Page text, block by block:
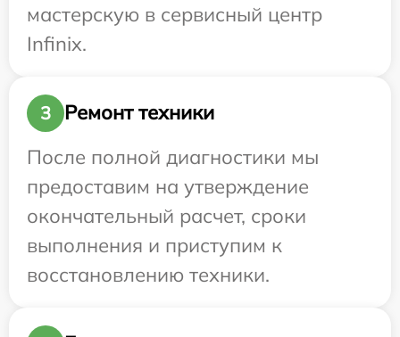
мастерскую в сервисный центр
Infinix.
3
Ремонт техники
После полной диагностики мы
предоставим на утверждение
окончательный расчет, сроки
выполнения и приступим к
восстановлению техники.